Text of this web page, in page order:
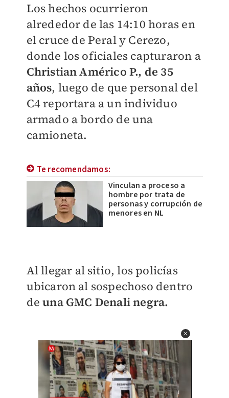
Los hechos ocurrieron
alrededor de las 14:10 horas en
el cruce de Peral y Cerezo,
donde los oficiales capturaron a
Christian Américo P., de 35
años, luego de que personal del
C4 reportara a un individuo
armado a bordo de una
camioneta.
Te recomendamos:
Vinculan a proceso a
hombre por trata de
personas y corrupción de
menores en NL
Al llegar al sitio, los policías
ubicaron al sospechoso dentro
de una GMC Denali negra.